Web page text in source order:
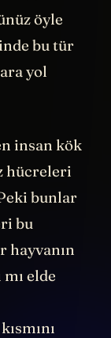
öyle
bu tür
yol
insan kök
hücreleri
bunlar
bu
hayvanın
elde